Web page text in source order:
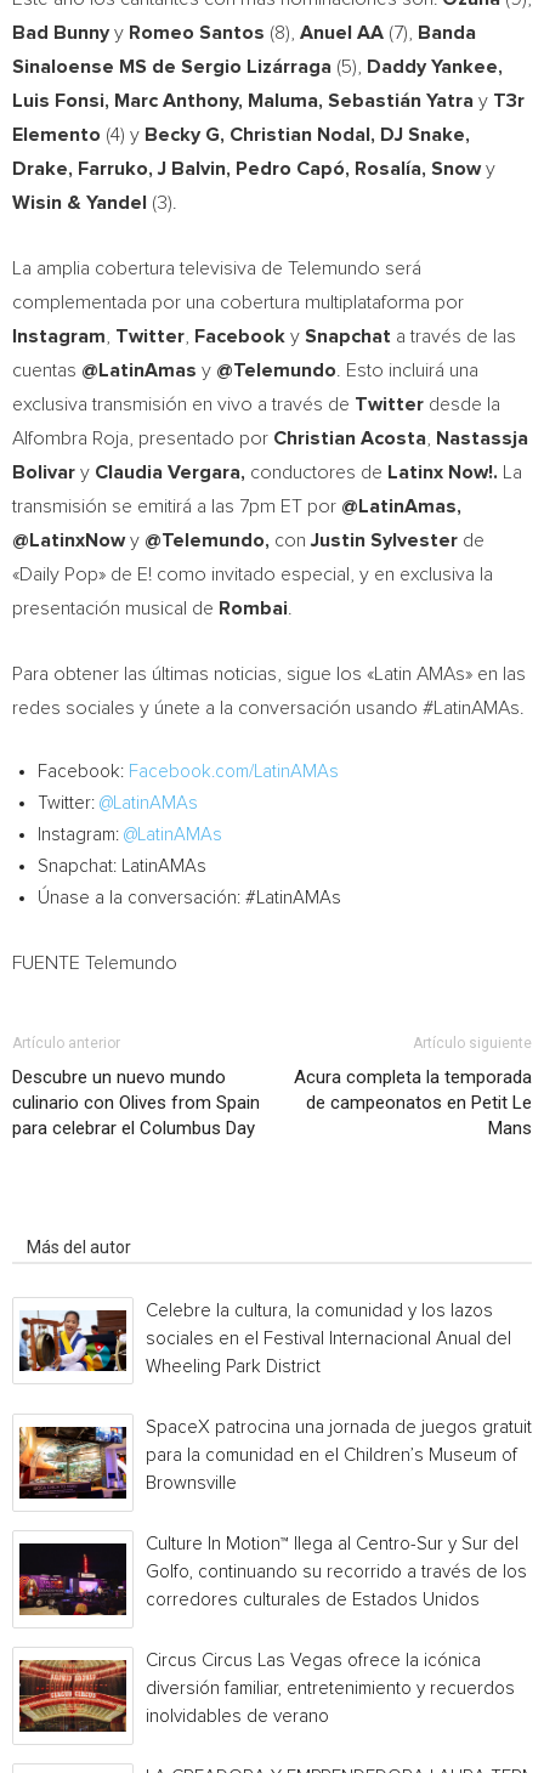
Bad Bunny y Romeo Santos (8), Anuel AA (7),
Banda
Sinaloense MS de Sergio Lizárraga (5),
Daddy Yankee,
Luis Fonsi, Marc Anthony, Maluma, Sebastián Yatra y T3r
Elemento (4) y Becky G, Christian Nodal , DJ Snake,
Drake, Farruko, J Balvin, Pedro Capó, Rosalía, Snowy
Wisin & Yandel (3).
La amplia cobertura televisiva de Telemundo será
complementada por una cobertura multiplataforma por
Instagram
Twitter Facebook y Snapchat a través de las
cuentas @LatinAmas y @Telemundo . Esto incluirá una
exclusiva transmisión en vivo a través de Twitter desde la
Alfombra Roja, presentado por Christian Acosta
Nastassja
Bolivar y Claudia Vergara, conductores de Latinx Now!. La
transmisión se emitirá a las 7pm ET por @LatinAmas,
@LatinxNowy @Telemundo, conJustin Sylvester de
«Daily Pop» de E! como invitado especial, y en exclusiva la
presentación musical de Rombai
Para obtener las últimas noticias, sigue los «Latin AMAs» en las
redes sociales y únete a la conversación usando #LatinAMAs.
Facebook: Facebook.com/LatinAMAs
Twitter: @LatinAMAs
Instagram: @LatinAMAs
Snapchat: LatinAMAs
Únase a la conversación: #LatinAMAs
FUENTE Telemundo
Artículo anterior
Descubre un nuevo mundo
culinario con Olives from Spain
para celebrar el Columbus Day
Artículo siguiente
Acura completa la temporada
de campeonatos en Petit Le
Mans
Más del autor
Celebre la cultura, la comunidad y los lazos
sociales en el Festival Internacional Anual del
Wheeling Park District
SpaceX patrocina una jornada de juegos gratuita
para la comunidad en el Children’s Museum of
Brownsville
Culture In Motion™ llega al Centro-Sur y Sur del
Golfo, continuando su recorrido a través de los
corredores culturales de Estados Unidos
Circus Circus Las Vegas ofrece la icónica
diversión familiar, entretenimiento y recuerdos
inolvidables de verano